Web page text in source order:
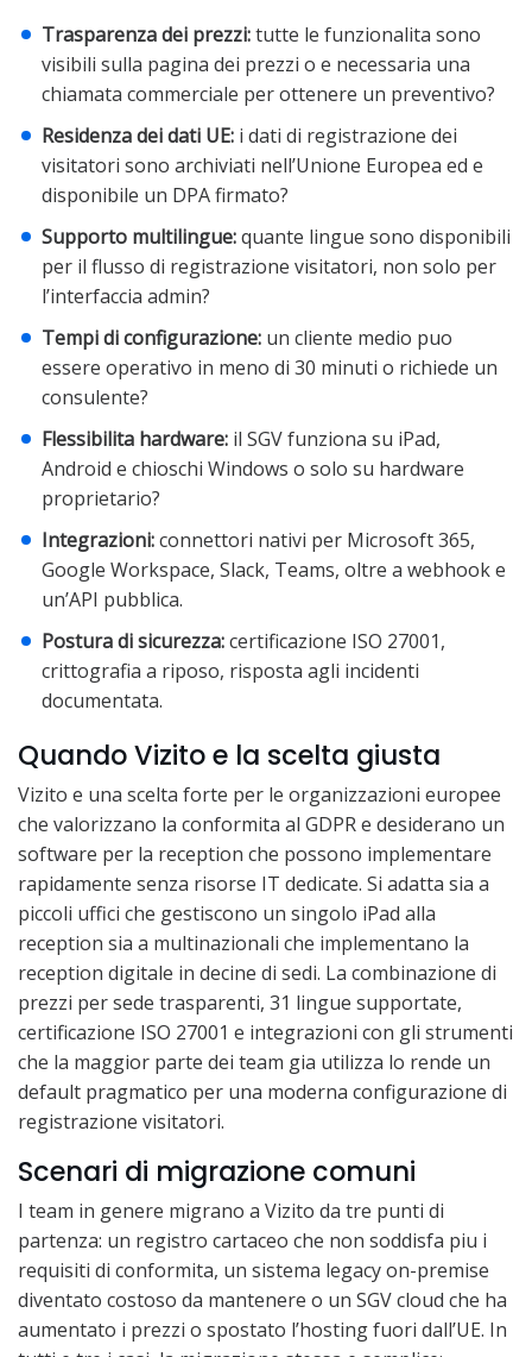
Trasparenza dei prezzi:tutte le funzionalita sono
visibili sulla pagina dei prezzi o e necessaria una
chiamata commerciale per ottenere un preventivo?
Residenza dei dati UE: i dati di registrazione dei
visitatori sono archiviati nell’Unione Europea ed e
disponibile un DPA firmato?
Supporto multilingue:quante lingue sono disponibili
per il flusso di registrazione visitatori, non solo per
l’interfaccia admin?
Tempi di configurazione: un cliente medio puo
essere operativo in meno di 30 minuti o richiede un
consulente?
Flessibilita hardware: il SGV funziona su iPad,
Android e chioschi Windows o solo su hardware
proprietario?
Integrazioni:connettori nativi per Microsoft 365,
Google Workspace, Slack, Teams, oltre a webhook e
un’API pubblica.
Postura di sicurezza:certificazione ISO 27001,
crittografia a riposo, risposta agli incidenti
documentata.
Quando Vizito e la scelta giusta
Vizito e una scelta forte per le organizzazioni europee
che valorizzano la conformita al GDPR e desiderano un
software per la reception che possono implementare
rapidamente senza risorse IT dedicate. Si adatta sia a
piccoli uffici che gestiscono un singolo iPad alla
reception sia a multinazionali che implementano la
reception digitale in decine di sedi. La combinazione di
prezzi per sede trasparenti, 31 lingue supportate,
certificazione ISO 27001 e integrazioni con gli strumenti
che la maggior parte dei team gia utilizza lo rende un
default pragmatico per una moderna configurazione di
registrazione visitatori.
Scenari di migrazione comuni
I team in genere migrano a Vizito da tre punti di
partenza: un registro cartaceo che non soddisfa piu i
requisiti di conformita, un sistema legacy on-premise
diventato costoso da mantenere o un SGV cloud che ha
aumentato i prezzi o spostato l’hosting fuori dall’UE. In